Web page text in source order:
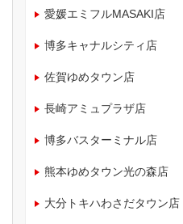
愛媛エミフルMASAKI店
博多キャナルシティ店
佐賀ゆめタウン店
長崎アミュプラザ店
博多バスターミナル店
熊本ゆめタウン光の森店
大分トキハわさだタウン店